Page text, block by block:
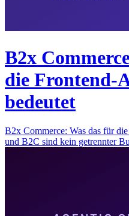
B2x
die Frontend-
bedeutet
B2x Commerce: Was das für
und B2C sind kein getrennter